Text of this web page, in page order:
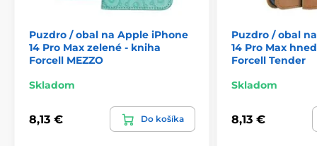
Puzdro / obal na Apple iPhone
14 Pro Max zelené - kniha
Forcell MEZZO
Skladom
8,13 € Do košíka
Puzdro / obal
14 Pro Max
Forcell Tender
Skladom
8,13 €